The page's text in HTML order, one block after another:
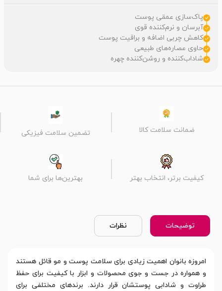
پاک‌سازی عمقی پوست
آبرسان و نرم‌کننده قوی
کاهش چربی اضافه و براقیت پوست
حاوی عصاره‌های طبیعی
شاداب‌کننده و روشن‌کننده چهره
ضمانت سلامت کالا تضمین سلامت فیزیکی
کیفیت برتر، انتخاب بهتر بهترین‌ها برای شما
توضیحات نظرات
امروزه بانوان اهمیت زیادی برای سلامت پوست و مو قائل هستند
و همواره در جست و جوی محصولات و ابزار با کیفیت برای حفظ
طراوت و شادابی پوستشان قرار دارند. برندهای مختلفی برای